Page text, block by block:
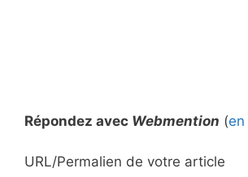
Répondez avec Webmention (
URL/Permalien de votre article